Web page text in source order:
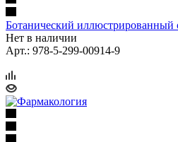
Ботанический иллюстрированный
Нет в наличии
Арт.: 978-5-299-00914-9